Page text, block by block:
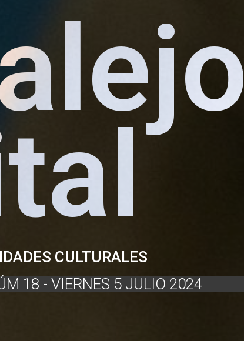
CULTURALES
18 - VIERNES 5 JULIO 2024